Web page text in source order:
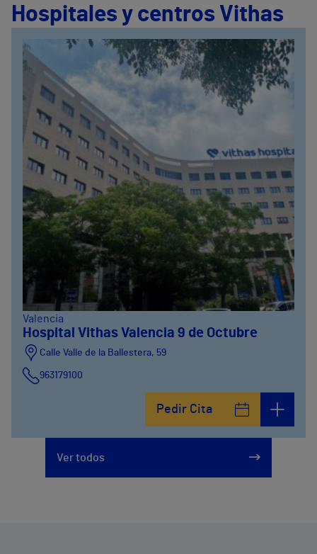
Hospitales y centros Vithas
Valencia
Hospital Vithas Valencia 9 de Octubre
Calle Valle de la Ballestera, 59
963179100
Pedir Cita
Ver todos